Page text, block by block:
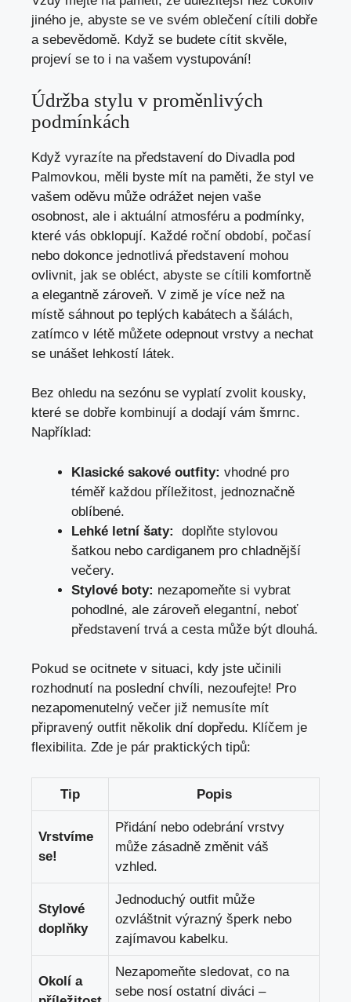
⁣jiného je, ⁢abyste se‌ ve svém oblečení cítili dobře
a⁣ sebevědomě. Když se budete‍ cítit skvěle,‌
projeví se ​to⁣ i na⁢ vašem vystupování!
Údržba stylu v proměnlivých
podmínkách
Když vyrazíte na‍ představení do⁢ Divadla pod
Palmovkou, měli ‌byste mít na ‌paměti, že styl ve
vašem​ oděvu může odrážet nejen vaše ​
osobnost, ale i aktuální atmosféru ⁤a‌ podmínky,‍
které vás obklopují. Každé roční období, počasí
nebo dokonce jednotlivá představení mohou
ovlivnit, jak ​se obléct, abyste se cítili⁢ komfortně
a‌ elegantně zároveň. V ⁤zimě je více ⁤než na
místě sáhnout po teplých kabátech ‌a šálách,
‌zatímco ‌v ⁢létě můžete odepnout ​vrstvy a nechat
se unášet lehkostí ⁣látek.
Bez ohledu ​na⁢ sezónu se vyplatí zvolit kousky,
‌které se dobře ‌kombinují a dodají vám šmrnc.
Například:
Klasické sakové outfity: vhodné ⁤pro
téměř každou příležitost, jednoznačně
oblíbené.
Lehké letní šaty:
‌ doplňte stylovou⁤
šatkou nebo cardiganem⁢ pro chladnější
večery.
Stylové boty: nezapomeňte si vybrat
pohodlné, ‌ale zároveň elegantní, neboť
představení trvá a cesta může být dlouhá.
Pokud se ocitnete v situaci, ⁢kdy jste ‌učinili
rozhodnutí na poslední chvíli, nezoufejte! Pro
nezapomenutelný ⁢večer ⁢již nemusíte mít
připravený outfit ‌několik dní dopředu. Klíčem je⁣
flexibilita. Zde je pár praktických tipů:
Tip Popis
Vrstvíme
se!
Přidání nebo​ odebrání vrstvy
může ⁤zásadně⁤ změnit váš
vzhled.
Stylové
doplňky
Jednoduchý outfit může
ozvláštnit výrazný šperk nebo
zajímavou kabelku.
Okolí⁢ a
Nezapomeňte sledovat, co ⁤na
sebe nosí ostatní‍ diváci –